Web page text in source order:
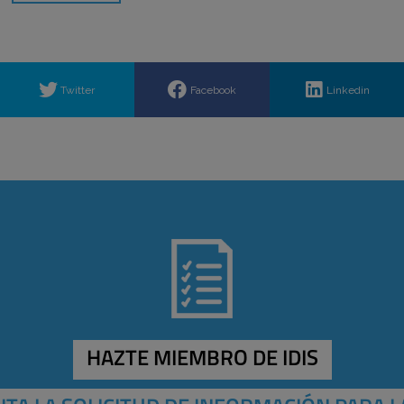
Twitter Facebook Linkedin
HAZTE MIEMBRO DE IDIS